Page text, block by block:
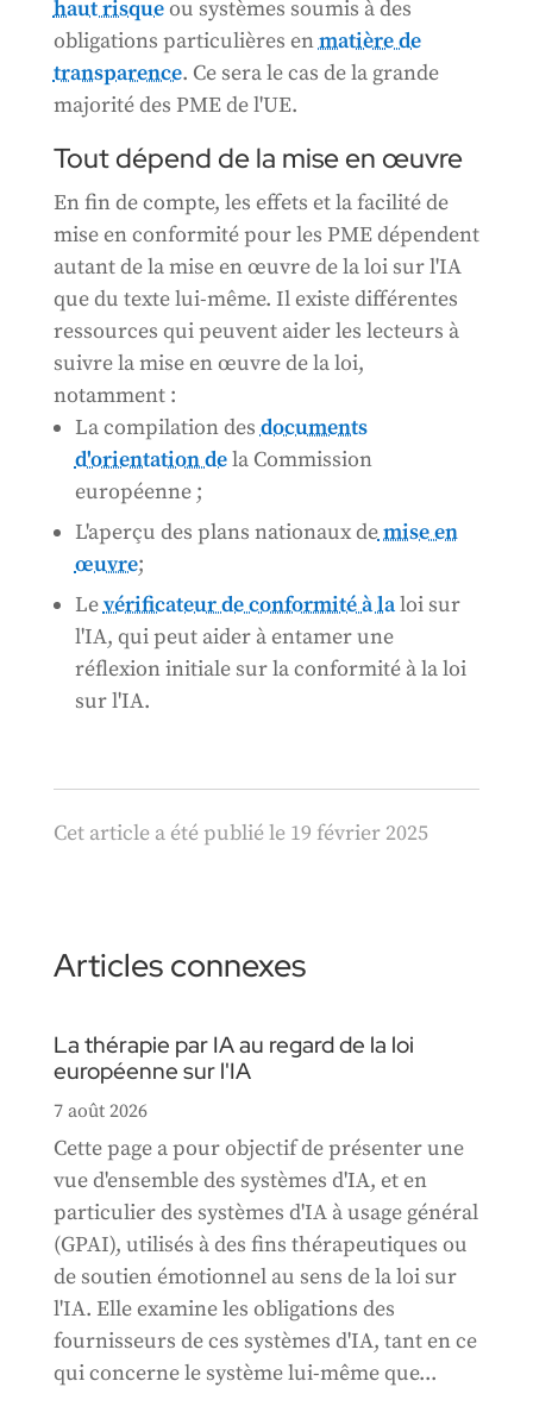
haut risqueou systèmes soumis à des
obligations particulières enmatière de
transparence. Ce sera le cas de la grande
majorité des PME de l'UE.
Tout dépend de la mise en œuvre
En fin de compte, les effets et la facilité de
mise en conformité pour les PME dépendent
autant de la mise en œuvre de la loi sur l'IA
que du texte lui-même. Il existe différentes
ressources qui peuvent aider les lecteurs à
suivre la mise en œuvre de la loi,
notamment :
La compilation des documents
d'orientation dela Commission
européenne ;
L'aperçu des plans nationaux demise en
œuvre;
Levérificateur de conformité à laloi sur
l'IA, qui peut aider à entamer une
réflexion initiale sur la conformité à la loi
sur l'IA.
Cet article a été publié le 19 février 2025
Articles connexes
La thérapie par IA au regard de la loi
européenne sur l'IA
7 août 2026
Cette page a pour objectif de présenter une
vue d'ensemble des systèmes d'IA, et en
particulier des systèmes d'IA à usage général
(GPAI), utilisés à des fins thérapeutiques ou
de soutien émotionnel au sens de la loi sur
l'IA. Elle examine les obligations des
fournisseurs de ces systèmes d'IA, tant en ce
qui concerne le système lui-même que...